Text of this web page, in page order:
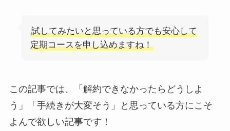
解約できない？バロニー
を電話から解約する方法
試してみたいと思っている方でも安心して
定期コースを申し込めますね！
この記事では、「解約できなかったらどうしよ
う」「手続きが大変そう」と思っている方にこそ
よんで欲しい記事です！